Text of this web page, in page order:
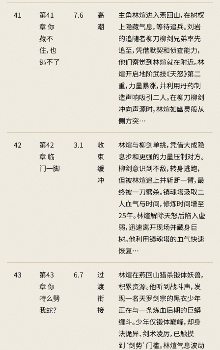
41
第41
章 你
藏不
住，也
逃不了
7.6
高
潮
主角林煊进入燕回山，在树杈
上隐藏气息，等待追兵。刘岩
的追随者柳刀柳剑兄弟率先
追至，凭借默契和侦查能力，
他们察觉到林煊就在附近。林
煊开启地阶武技《天怒》第二
重，力量暴涨，并利用丹药制
造声响吸引二人。在柳刀柳剑
冲向声源时，林煊如幽灵般从
侧方突…
42
第42
章 临
门一脚
3.1
收
束
缓
冲
林煊与柳剑单挑，凭借大成隐
息步和更强的力量压制对方。
柳剑意识到不敌，转身逃跑，
但被林煊追上并斩断一臂，最
终被一刀劈杀。镇魂塔汲取二
人血气与时间，修炼时间增至
25年。林煊解除天怒后陷入虚
弱，迅速离开现场并藏身巨
树。他利用镇魂塔的血气快速
恢复…
43
第43
章 你
特么劈
我蛇？
6.7
过
渡
衔
接
林煊在燕回山猎杀锻体妖兽，
积累资源。他听到战斗声，发
现一名天罗剑宗的黑衣少年
正在与一条炼血后期的巨蟒
缠斗。少年仅锻体巅峰，却身
法诡异、剑术凌厉，已触摸
到‘剑势’门槛。林煊气息波动